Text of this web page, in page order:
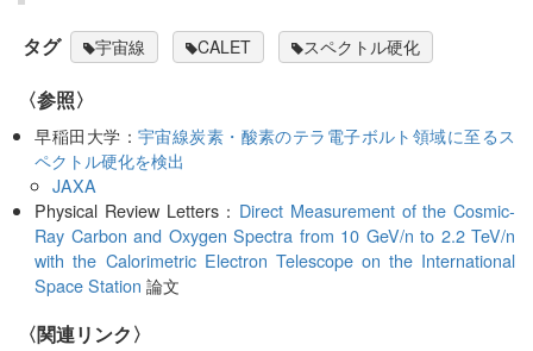
タグ 宇宙線 CALET スペクトル硬化
〈参照〉
早稲田大学： 宇宙線炭素・酸素のテラ電子ボルト領域に至るス
ペクトル硬化を検出
JAXA
Physical Review Letters： Direct Measurement of the Cosmic-
Ray Carbon and Oxygen Spectra from 10 GeV/n to 2.2 TeV/n
with the Calorimetric Electron Telescope on the International
Space Station 論文
〈関連リンク〉